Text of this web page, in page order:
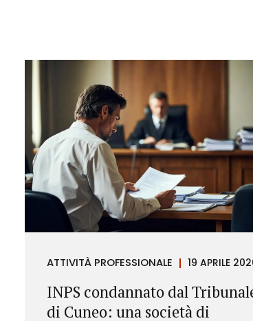
ATTIVITÀ PROFESSIONALE 19 APRILE
INPS condannato dal
di Cuneo: una società di